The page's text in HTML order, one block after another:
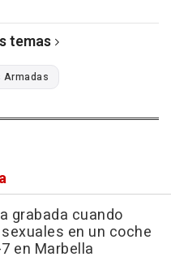
temas
Armadas
grabada cuando
en un coche
en Marbella